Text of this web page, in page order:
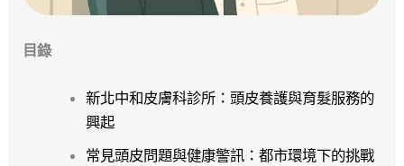
目錄
新北中和皮膚科診所：頭皮養護與育髮服務的
興起
常見頭皮問題與健康警訊：都市環境下的挑戰